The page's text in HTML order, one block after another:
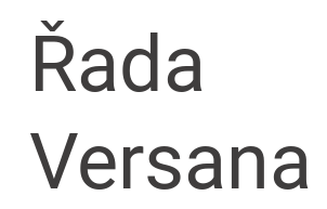
Řada
Versana